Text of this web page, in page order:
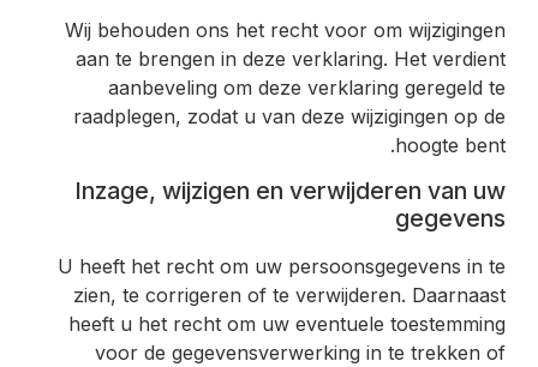
Wij behouden ons het recht voor om wijzigingen
aan te brengen in deze verklaring. Het verdient
aanbeveling om deze verklaring geregeld te
raadplegen, zodat u van deze wijzigingen op de
hoogte bent.
Inzage, wijzigen en verwijderen van uw
gegevens
U heeft het recht om uw persoonsgegevens in te
zien, te corrigeren of te verwijderen. Daarnaast
heeft u het recht om uw eventuele toestemming
voor de gegevensverwerking in te trekken of